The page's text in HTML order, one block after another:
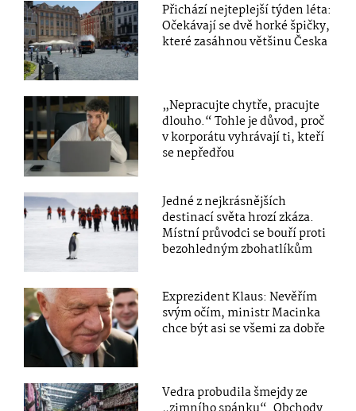
Přichází nejteplejší týden léta:
Očekávají se dvě horké špičky,
které zasáhnou většinu Česka
„Nepracujte chytře, pracujte
dlouho.“ Tohle je důvod, proč
v korporátu vyhrávají ti, kteří
se nepředřou
Jedné z nejkrásnějších
destinací světa hrozí zkáza.
Místní průvodci se bouří proti
bezohledným zbohatlíkům
Exprezident Klaus: Nevěřím
svým očím, ministr Macinka
chce být asi se všemi za dobře
Vedra probudila šmejdy ze